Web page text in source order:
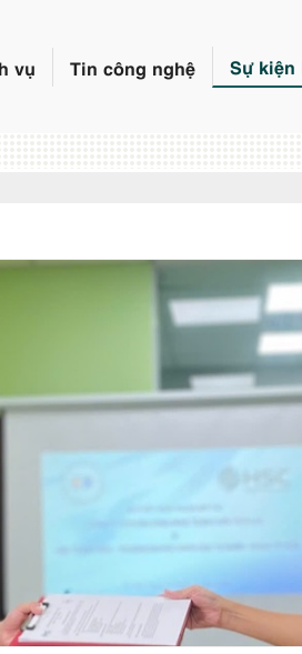
vụ Tin công nghệ Sự kiện